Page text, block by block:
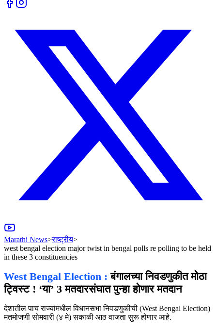
Marathi News>राष्ट्रीय>
west bengal election major twist in bengal polls re polling to be held
in these 3 constituencies
West Bengal Election : बंगालच्या निवडणुकीत मोठा
ट्विस्ट ! ‘या’ 3 मतदारसंघात पुन्हा होणार मतदान
देशातील पाच राज्यांमधील विधानसभा निवडणुकीची (West Bengal Election)
मतमोजणी सोमवारी (४ मे) सकाळी आठ वाजता सुरू होणार आहे.